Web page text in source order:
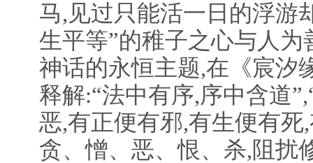
马,见过只能活一日的浮游
生平等”的稚子之心与人
神话的永恒主题,在《宸汐
释解:“法中有序,序中含道
恶,有正便有邪,有生便有
贪、憎、恶、恨、杀,阻扰